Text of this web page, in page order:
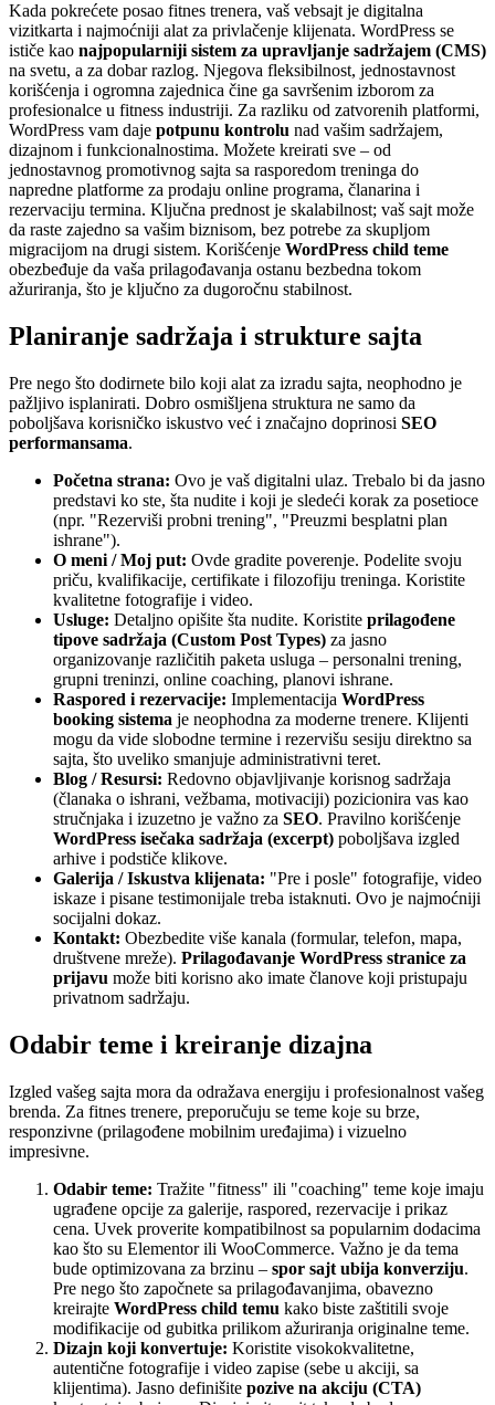
Kada pokrećete posao fitnes trenera, vaš vebsajt je digitalna
vizitkarta i najmoćniji alat za privlačenje klijenata. WordPress se
ističe kao najpopularniji sistem za upravljanje sadržajem (CMS)
na svetu, a za dobar razlog. Njegova fleksibilnost, jednostavnost
korišćenja i ogromna zajednica čine ga savršenim izborom za
profesionalce u fitness industriji. Za razliku od zatvorenih platformi,
WordPress vam daje potpunu kontrolu nad vašim sadržajem,
dizajnom i funkcionalnostima. Možete kreirati sve – od
jednostavnog promotivnog sajta sa rasporedom treninga do
napredne platforme za prodaju online programa, članarina i
rezervaciju termina. Ključna prednost je skalabilnost; vaš sajt može
da raste zajedno sa vašim biznisom, bez potrebe za skupljom
migracijom na drugi sistem. Korišćenje WordPress child teme
obezbeđuje da vaša prilagođavanja ostanu bezbedna tokom
ažuriranja, što je ključno za dugoročnu stabilnost.
Planiranje sadržaja i strukture sajta
Pre nego što dodirnete bilo koji alat za izradu sajta, neophodno je
pažljivo isplanirati. Dobro osmišljena struktura ne samo da
poboljšava korisničko iskustvo već i značajno doprinosi SEO
performansama.
Početna strana: Ovo je vaš digitalni ulaz. Trebalo bi da jasno
predstavi ko ste, šta nudite i koji je sledeći korak za posetioce
(npr. "Rezerviši probni trening", "Preuzmi besplatni plan
ishrane").
O meni / Moj put: Ovde gradite poverenje. Podelite svoju
priču, kvalifikacije, certifikate i filozofiju treninga. Koristite
kvalitetne fotografije i video.
Usluge: Detaljno opišite šta nudite. Koristite prilagođene
tipove sadržaja (Custom Post Types) za jasno
organizovanje različitih paketa usluga – personalni trening,
grupni treninzi, online coaching, planovi ishrane.
Raspored i rezervacije: Implementacija WordPress
booking sistema je neophodna za moderne trenere. Klijenti
mogu da vide slobodne termine i rezervišu sesiju direktno sa
sajta, što uveliko smanjuje administrativni teret.
Blog / Resursi: Redovno objavljivanje korisnog sadržaja
(članaka o ishrani, vežbama, motivaciji) pozicionira vas kao
stručnjaka i izuzetno je važno za SEO. Pravilno korišćenje
WordPress isečaka sadržaja (excerpt) poboljšava izgled
arhive i podstiče klikove.
Galerija / Iskustva klijenata: "Pre i posle" fotografije, video
iskaze i pisane testimonijale treba istaknuti. Ovo je najmoćniji
socijalni dokaz.
Kontakt: Obezbedite više kanala (formular, telefon, mapa,
društvene mreže). Prilagođavanje WordPress stranice za
prijavu može biti korisno ako imate članove koji pristupaju
privatnom sadržaju.
Odabir teme i kreiranje dizajna
Izgled vašeg sajta mora da odražava energiju i profesionalnost vašeg
brenda. Za fitnes trenere, preporučuju se teme koje su brze,
responzivne (prilagođene mobilnim uređajima) i vizuelno
impresivne.
Odabir teme: Tražite "fitness" ili "coaching" teme koje imaju
ugrađene opcije za galerije, raspored, rezervacije i prikaz
cena. Uvek proverite kompatibilnost sa popularnim dodacima
kao što su Elementor ili WooCommerce. Važno je da tema
bude optimizovana za brzinu – spor sajt ubija konverziju.
Pre nego što započnete sa prilagođavanjima, obavezno
kreirajte WordPress child temu kako biste zaštitili svoje
modifikacije od gubitka prilikom ažuriranja originalne teme.
Dizajn koji konvertuje: Koristite visokokvalitetne,
autentične fotografije i video zapise (sebe u akciji, sa
klijentima). Jasno definišite pozive na akciju (CTA)